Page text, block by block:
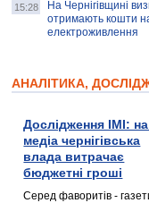
15:28
На Чернігівщині
отримають кошти
електроживлення
АНАЛІТИКА,
Дослідження ІМІ: на
медіа чернігівська
влада витрачає
бюджетні гроші
Серед фаворитів -